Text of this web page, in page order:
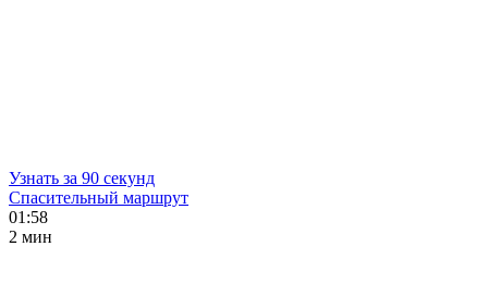
Узнать за 90 секунд
Спасительный маршрут
01:58
2 мин